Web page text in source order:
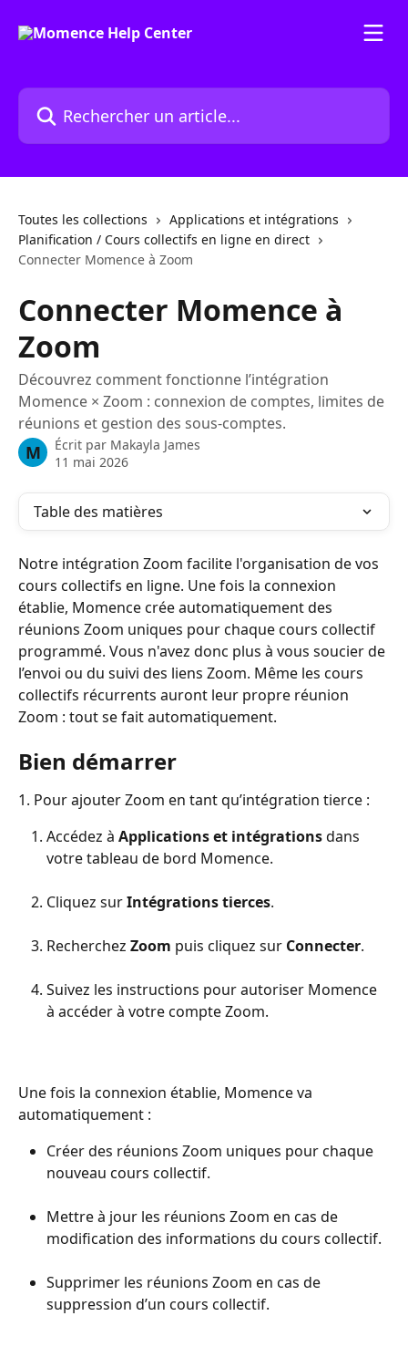
Rechercher un article...
Toutes les collections
Applications et intégrations
Planification / Cours collectifs en ligne en direct
Connecter Momence à Zoom
Connecter Momence à
Zoom
Découvrez comment fonctionne l’intégration
Momence × Zoom : connexion de comptes, limites de
réunions et gestion des sous-comptes.
M Écrit par Makayla James
11 mai 2026
Table des matières
Notre intégration Zoom facilite l'organisation de vos
cours collectifs en ligne. Une fois la connexion
établie, Momence crée automatiquement des
réunions Zoom uniques pour chaque cours collectif
programmé. Vous n'avez donc plus à vous soucier de
l’envoi ou du suivi des liens Zoom. Même les cours
collectifs récurrents auront leur propre réunion
Zoom : tout se fait automatiquement.
Bien démarrer
1. Pour ajouter Zoom en tant qu’intégration tierce :
Accédez à Applications et intégrations dans
votre tableau de bord Momence.
Cliquez sur Intégrations tierces.
Recherchez Zoom puis cliquez sur Connecter.
Suivez les instructions pour autoriser Momence
à accéder à votre compte Zoom.
Une fois la connexion établie, Momence va
automatiquement :
Créer des réunions Zoom uniques pour chaque
nouveau cours collectif.
Mettre à jour les réunions Zoom en cas de
modification des informations du cours collectif.
Supprimer les réunions Zoom en cas de
suppression d’un cours collectif.